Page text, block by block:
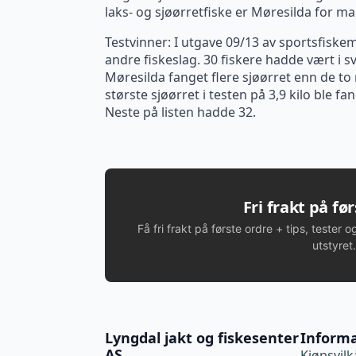
laks- og sjøørretfiske er Møresilda for
Testvinner: I utgave 09/13 av
andre fiskeslag. 30 fiskere hadde vært i
Møresilda fanget flere sjøørret enn de
største sjøørret i testen på 3,9 kilo ble
Neste på listen hadde 32.
Fri frakt på
Få fri frakt på første ordre + tips, tester
utstyret.
Lyngdal jakt og fiskesenter